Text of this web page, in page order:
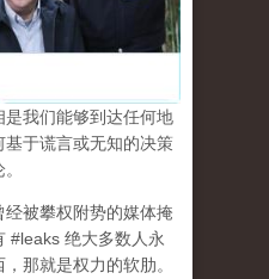
我们能够到达任何地
于谎言或无知的决策
被攀权附势的媒体掩
#leaks 绝大多数人永
那就是权力的软肋。